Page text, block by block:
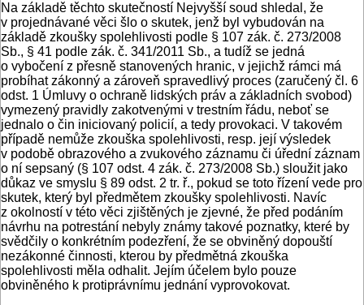
Na základě těchto skutečností Nejvyšší soud shledal, že
v projednávané věci šlo o skutek, jenž byl vybudován na
základě zkoušky spolehlivosti podle § 107 zák. č. 273/2008
Sb., § 41 podle zák. č. 341/2011 Sb., a tudíž se jedná
o vybočení z přesně stanovených hranic, v jejichž rámci má
probíhat zákonný a zároveň spravedlivý proces (zaručený čl. 6
odst. 1 Úmluvy o ochraně lidských práv a základních svobod)
vymezený pravidly zakotvenými v trestním řádu, neboť se
jednalo o čin iniciovaný policií, a tedy provokaci. V takovém
případě nemůže zkouška spolehlivosti, resp. její výsledek
v podobě obrazového a zvukového záznamu či úřední záznam
o ní sepsaný (§ 107 odst. 4 zák. č. 273/2008 Sb.) sloužit jako
důkaz ve smyslu § 89 odst. 2 tr. ř., pokud se toto řízení vede pro
skutek, který byl předmětem zkoušky spolehlivosti. Navíc
z okolností v této věci zjištěných je zjevné, že před podáním
návrhu na potrestání nebyly známy takové poznatky, které by
svědčily o konkrétním podezření, že se obviněný dopouští
nezákonné činnosti, kterou by předmětná zkouška
spolehlivosti měla odhalit. Jejím účelem bylo pouze
obviněného k protiprávnímu jednání vyprovokovat.